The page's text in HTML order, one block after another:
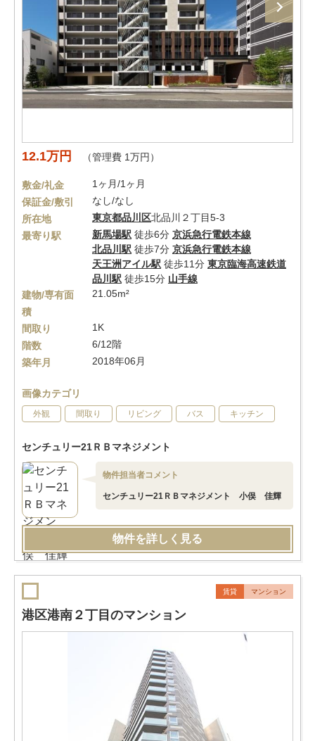
12.1万円 （管理費 1万円）
敷金/礼金
1ヶ月/1ヶ月
保証金/敷引
なし/なし
所在地
東京都品川区北品川２丁目5-3
最寄り駅
新馬場駅 徒歩6分 京浜急行電鉄本線
北品川駅 徒歩7分 京浜急行電鉄本線
天王洲アイル駅 徒歩11分 東京臨海高速鉄道
品川駅 徒歩15分 山手線
建物/専有面
積
21.05m²
間取り
1K
階数
6/12階
築年月
2018年06月
画像カテゴリ
外観 間取り リビング バス キッチン
センチュリー21ＲＢマネジメント
物件担当者コメント
センチュリー21ＲＢマネジメント 小俣 佳輝
物件を詳しく見る
賃貸 マンション
港区港南２丁目のマンション